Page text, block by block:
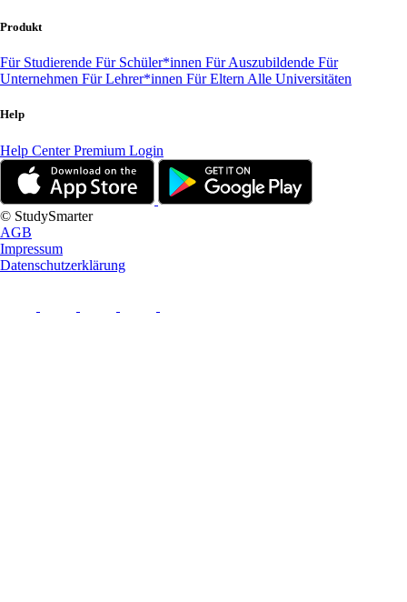
Produkt
Für Studierende Für Schüler*innen Für Auszubildende Für
Unternehmen Für Lehrer*innen Für Eltern Alle Universitäten
Help
Help CenterPremium Login
© StudySmarter
AGB
Impressum
Datenschutzerklärung